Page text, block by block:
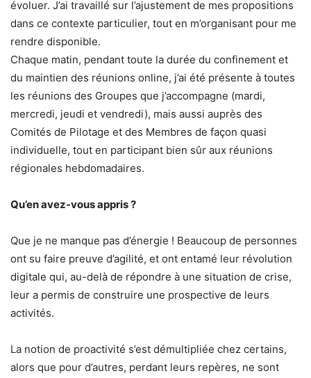
évoluer. J’ai travaillé sur l’ajustement de mes propositions
dans ce contexte particulier, tout en m’organisant pour me
rendre disponible.
Chaque matin, pendant toute la durée du confinement et
du maintien des réunions online, j’ai été présente à toutes
les réunions des Groupes que j’accompagne (mardi,
mercredi, jeudi et vendredi), mais aussi auprès des
Comités de Pilotage et des Membres de façon quasi
individuelle, tout en participant bien sûr aux réunions
régionales hebdomadaires.
Qu’en avez-vous appris ?
Que je ne manque pas d’énergie ! Beaucoup de personnes
ont su faire preuve d’agilité, et ont entamé leur révolution
digitale qui, au-delà de répondre à une situation de crise,
leur a permis de construire une prospective de leurs
activités.
La notion de proactivité s’est démultipliée chez certains,
alors que pour d’autres, perdant leurs repères, ne sont